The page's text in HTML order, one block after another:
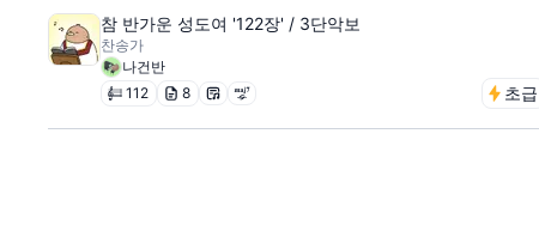
참 반가운 성도여 '122장' / 3단악보
찬송가
나건반
112 8 초급